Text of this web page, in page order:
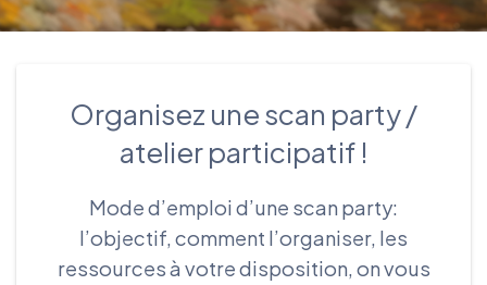
Organisez une scan party /
atelier participatif !
Mode d’emploi d’une scan party:
l’objectif, comment l’organiser, les
ressources à votre disposition, on vous